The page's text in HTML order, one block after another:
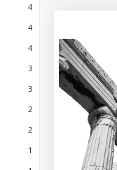
4
4
4
3
3
2
2
1